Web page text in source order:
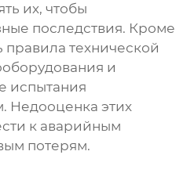
их, чтобы
последствия. Кроме
правила технической
и
испытания
Недооценка этих
к аварийным
потерям.